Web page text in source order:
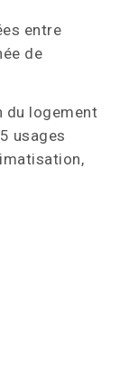
entre
de
du logement
usages